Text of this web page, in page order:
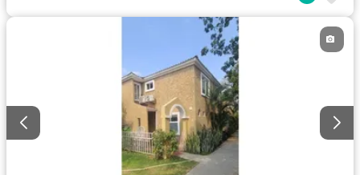
Agua Patio